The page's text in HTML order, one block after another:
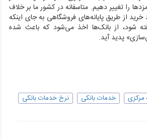
را تغییر دهیم. متاسفانه در کشور ما بر خلاف
از طریق پایانه‌های فروشگاهی به جای اینکه
شود، از بانک‌ها اخذ می‌شود که باعث شده
پدید آید.
خدمات بانکی نرخ خدمات بانکی